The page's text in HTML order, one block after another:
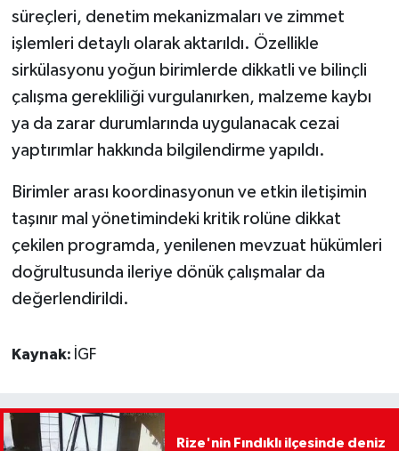
süreçleri, denetim mekanizmaları ve zimmet
işlemleri detaylı olarak aktarıldı. Özellikle
sirkülasyonu yoğun birimlerde dikkatli ve bilinçli
çalışma gerekliliği vurgulanırken, malzeme kaybı
ya da zarar durumlarında uygulanacak cezai
yaptırımlar hakkında bilgilendirme yapıldı.
Birimler arası koordinasyonun ve etkin iletişimin
taşınır mal yönetimindeki kritik rolüne dikkat
çekilen programda, yenilenen mevzuat hükümleri
doğrultusunda ileriye dönük çalışmalar da
değerlendirildi.
Kaynak: İGF
Rize'nin Fındıklı ilçesinde deniz